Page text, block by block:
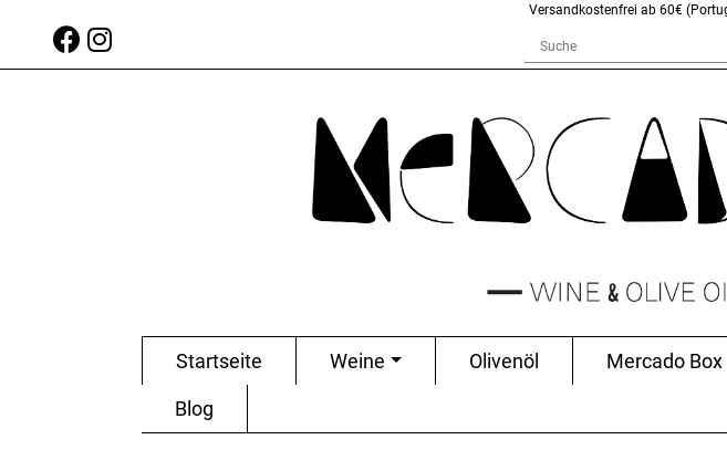
Versandkostenfrei ab 60€
Startseite Weine Olivenöl Mercado Box
Blog